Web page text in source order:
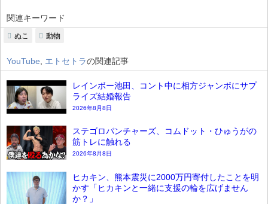
関連キーワード
ぬこ 動物
YouTube エトセトラの関連記事
レインボー池田、コント中に相方ジャンボにサプ
ライズ結婚報告
2026年8月8日
ステゴロパンチャーズ、コムドット・ひゅうがの
筋トレに触れる
2026年8月8日
ヒカキン、熊本震災に2000万円寄付したことを明
かす「ヒカキンと一緒に支援の輪を広げません
か？」